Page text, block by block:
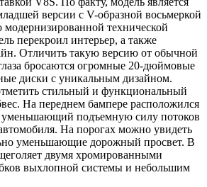
версии с V-образной восьмеркой
технической
перекроил интерьер, а также
Отличить такую версию от обычной
бросаются огромные 20-дюймовые
диски с уникальным дизайном.
стильный и функциональный
На переднем бампере расположился
уменьшающий подъемную силу потоков
На порогах можно увидеть
уменьшающие дорожный просвет. В
двумя хромированными
выхлопной системы и небольшим